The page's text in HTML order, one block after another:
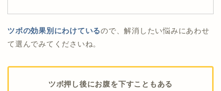
ツボの効果別にわけているので、解消したい悩みにあわせ
て選んでみてくださいね。
ツボ押し後にお腹を下すこともある